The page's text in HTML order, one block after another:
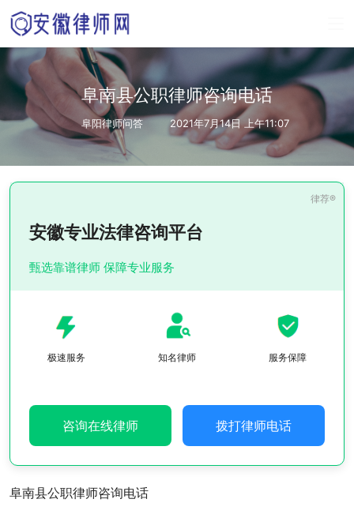
阜南县公职律师咨询电话
阜阳律师问答 2021年7月14日 上午11:07
安徽专业法律咨询平台
甄选靠谱律师 保障专业服务
极速服务 知名律师 服务保障
咨询在线律师 拨打律师电话
阜南县公职律师咨询电话